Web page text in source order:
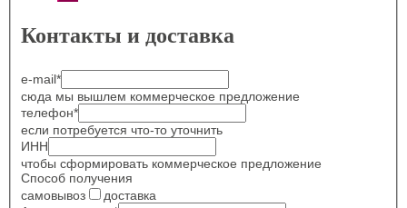
Контакты и доставка
e-mail*
сюда мы вышлем коммерческое предложение
телефон*
если потребуется что-то уточнить
ИНН
чтобы сформировать коммерческое предложение
Способ получения
самовывоз
доставка